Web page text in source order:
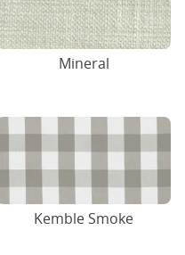
Mineral
Kemble Smoke